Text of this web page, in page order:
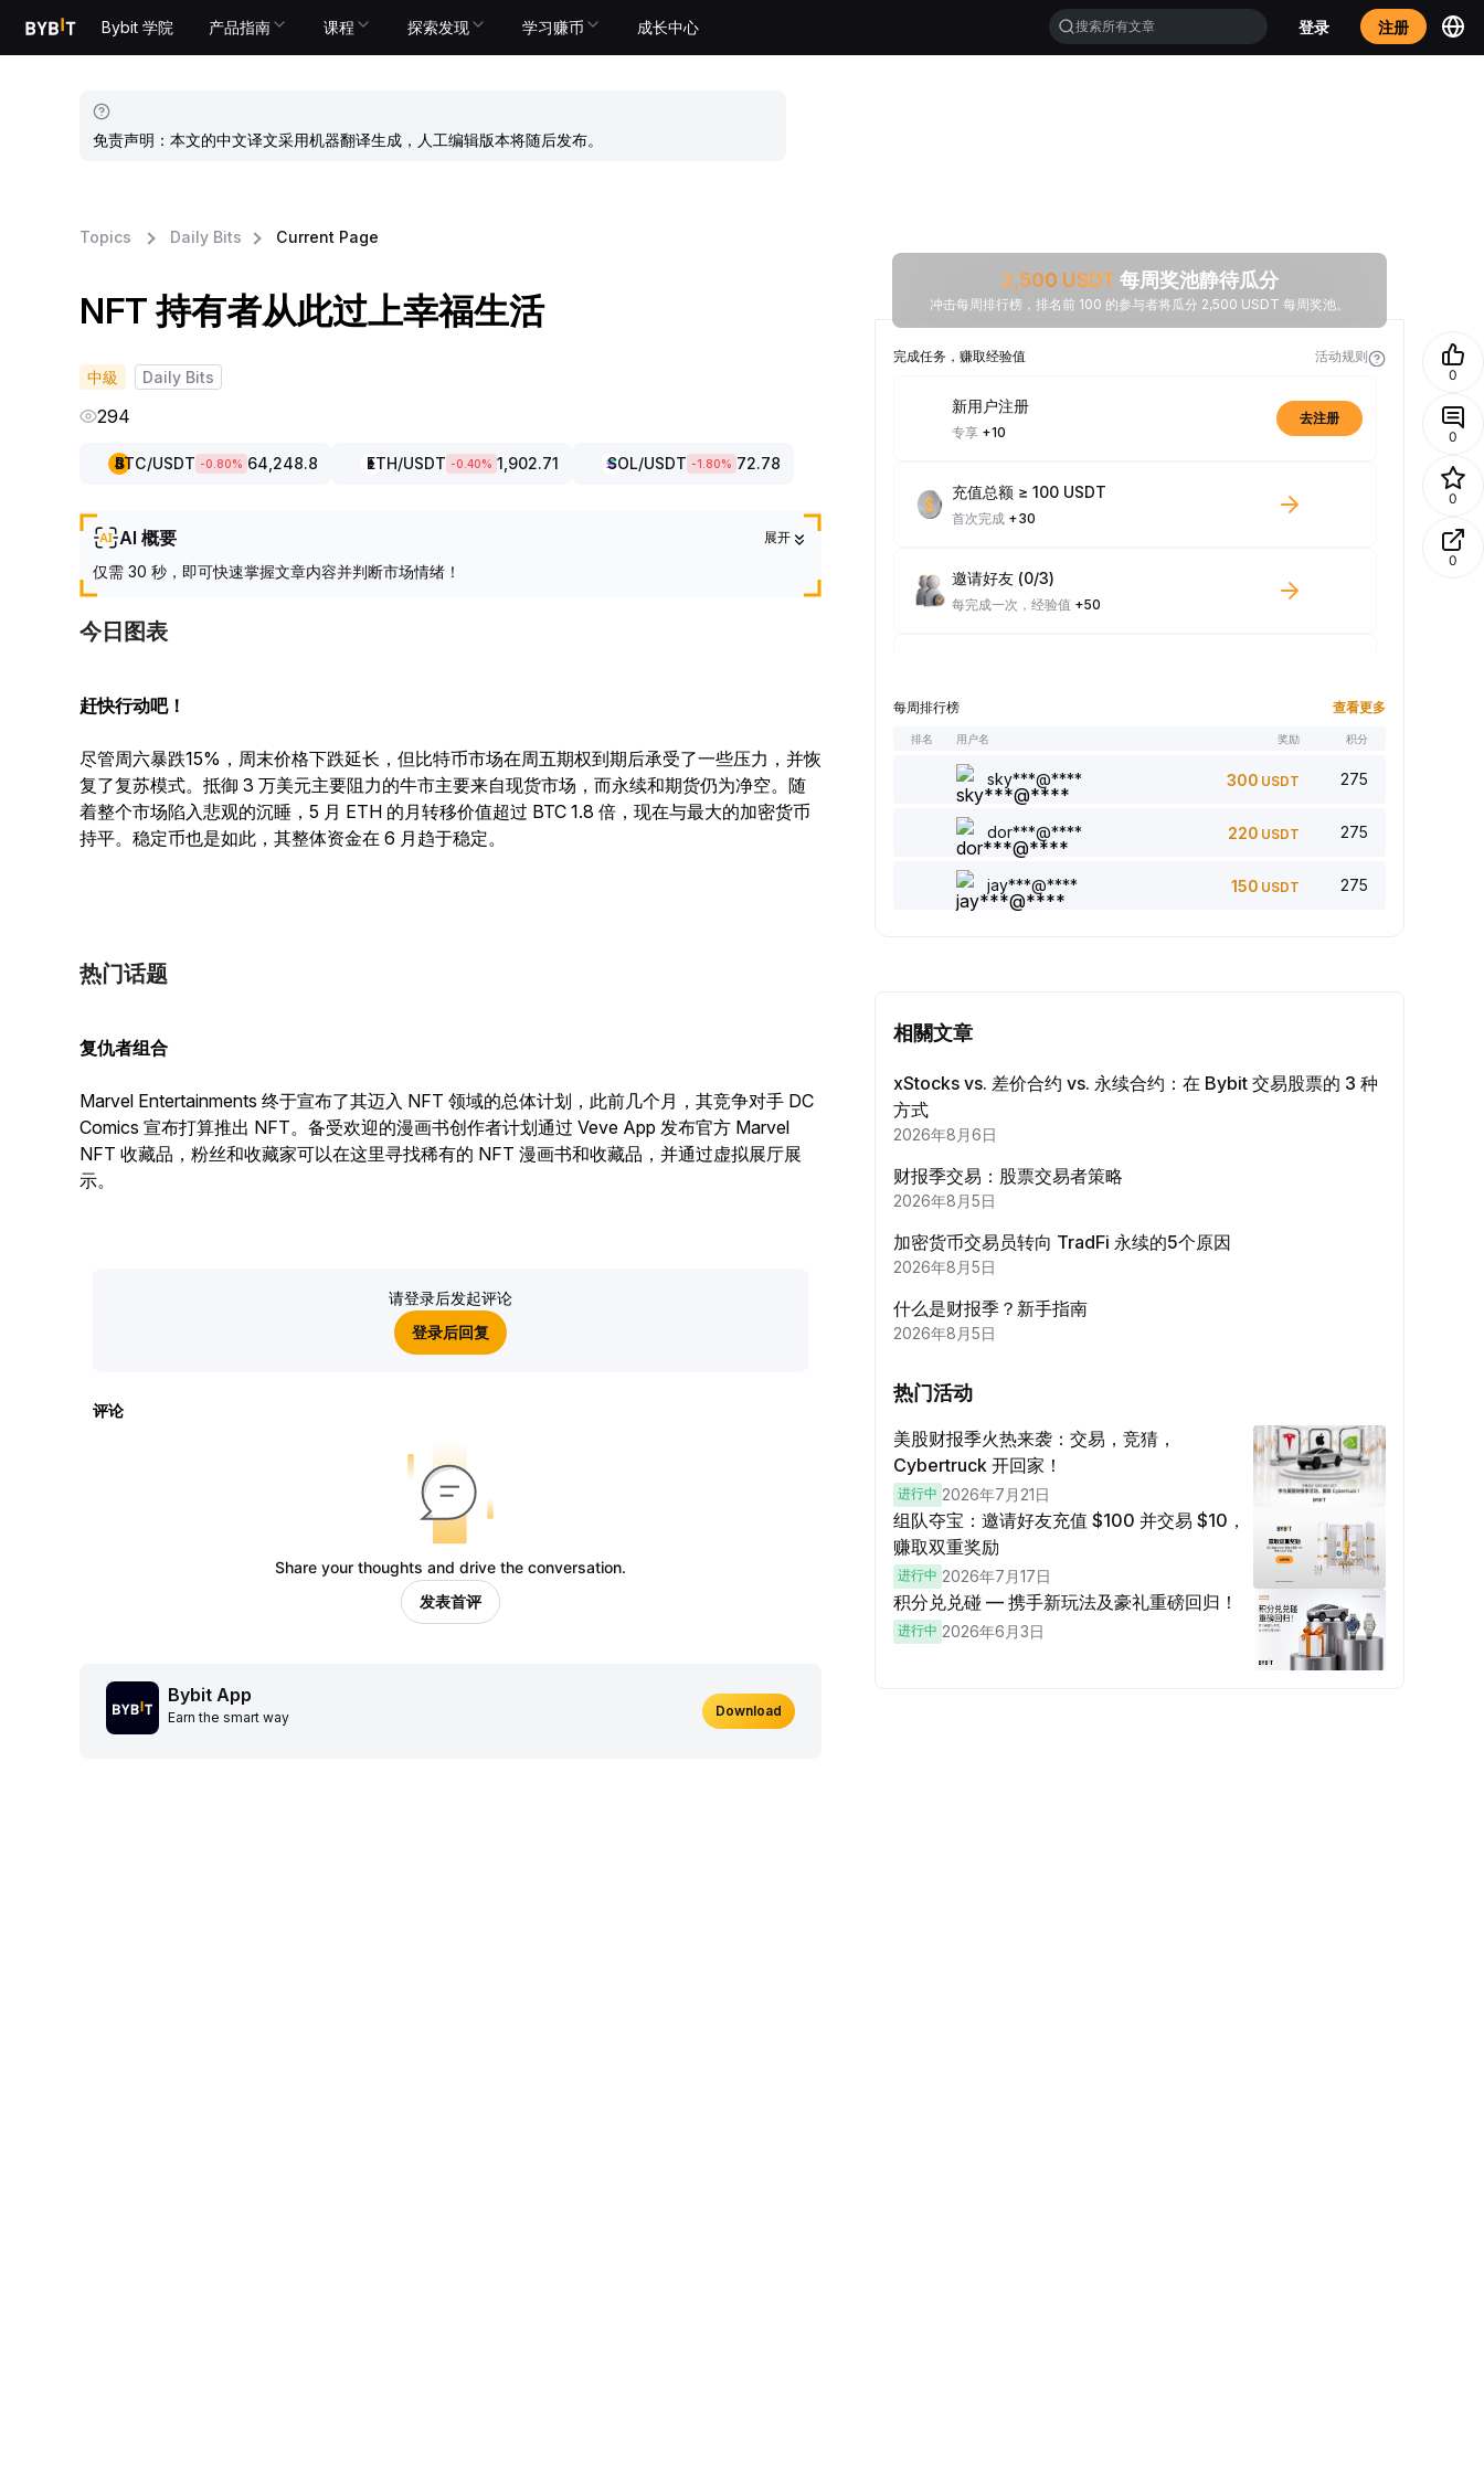
Bybit 学院 产品指南 课程 探索发现 学习赚币 成长中心 登录 注册
免责声明：本文的中文译文采用机器翻译生成，人工编辑版本将随后发布。
Topics Daily Bits Current Page
NFT 持有者从此过上幸福生活
中級 Daily Bits
294
BTC/USDT -0.80% 64,248.8 ETH/USDT -0.40% 1,902.71 SOL/USDT -1.80% 72.78
AI 概要 展开
仅需 30 秒，即可快速掌握文章内容并判断市场情绪！
今日图表
赶快行动吧！
尽管周六暴跌15%，周末价格下跌延长，但比特币市场在周五期权到期后承受了一些压力，并恢
复了复苏模式。抵御 3 万美元主要阻力的牛市主要来自现货市场，而永续和期货仍为净空。随
着整个市场陷入悲观的沉睡，5 月 ETH 的月转移价值超过 BTC 1.8 倍，现在与最大的加密货币
持平。稳定币也是如此，其整体资金在 6 月趋于稳定。
热门话题
复仇者组合
Marvel Entertainments 终于宣布了其迈入 NFT 领域的总体计划，此前几个月，其竞争对手 DC
Comics 宣布打算推出 NFT。备受欢迎的漫画书创作者计划通过 Veve App 发布官方 Marvel
NFT 收藏品，粉丝和收藏家可以在这里寻找稀有的 NFT 漫画书和收藏品，并通过虚拟展厅展
示。
请登录后发起评论
登录后回复
评论
Share your thoughts and drive the conversation.
发表首评
Bybit App
Earn the smart way Download
2,500 USDT 每周奖池静待瓜分
冲击每周排行榜，排名前 100 的参与者将瓜分 2,500 USDT 每周奖池。
完成任务，赚取经验值 活动规则
新用户注册
专享 +10
去注册
充值总额 ≥ 100 USDT
首次完成 +30
邀请好友 (0/3)
每完成一次，经验值 +50
浏览文章 (0/5)
每完成一次，经验值+1
发表/回复评论 (0/5)
每完成一次，经验值
每完成一次，经验值
达成至少 $100 机器人交易量
完成身份认证
首次完成
申购至少 10 USDT 理财
每完成一次，经验值
期权交易量 ≥ $2000
每完成一次，经验值
每周排行榜 查看更多
排名 用户名 奖励 积分
sky***@**** 300 USDT 275
dor***@**** 220 USDT 275
jay***@**** 150 USDT 275
相關文章
xStocks vs. 差价合约 vs. 永续合约：在 Bybit 交易股票的 3 种
方式
2026年8月6日
财报季交易：股票交易者策略
2026年8月5日
加密货币交易员转向 TradFi 永续的5个原因
2026年8月5日
什么是财报季？新手指南
2026年8月5日
热门活动
美股财报季火热来袭：交易，竞猜，
Cybertruck 开回家！
进行中 2026年7月21日
组队夺宝：邀请好友充值 $100 并交易 $10，
赚取双重奖励
进行中 2026年7月17日
积分兑兑碰 — 携手新玩法及豪礼重磅回归！
进行中 2026年6月3日
0
0
0
0
$20 USDT 助您从容开启交易